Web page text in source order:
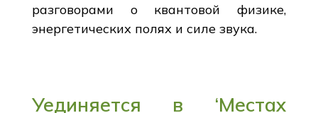
разговорами о квантовой физике,
энергетических полях и силе звука.
Уединяется в ‘Местах